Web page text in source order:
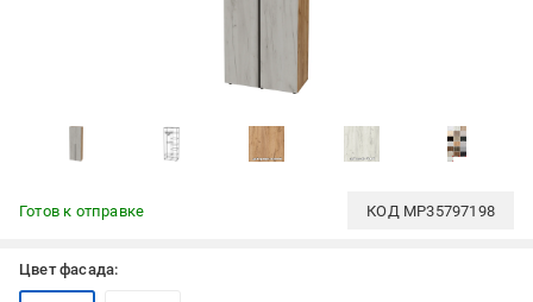
Готов к отправке КОД MP35797198
Цвет фасада: